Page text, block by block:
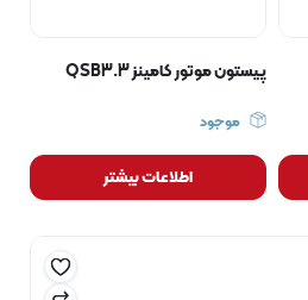
پیستون موتور کامینز QSB3.3
موجود
اطلاعات بیشتر